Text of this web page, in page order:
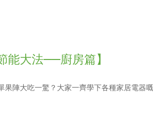
能大法——廚房篇】
果陣大吃一驚？大家一齊學下各種家居電器